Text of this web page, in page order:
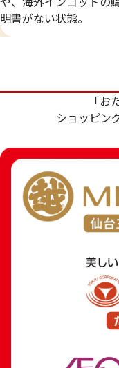
参考買取価格
明書がない状態。
「
ショッピン